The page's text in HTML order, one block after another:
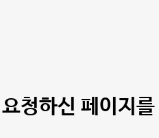
요청하신 페이지를